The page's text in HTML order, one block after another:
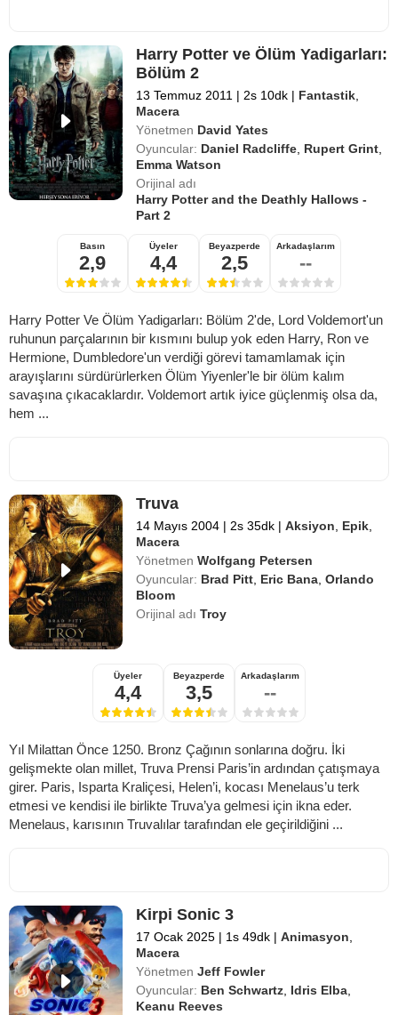
Harry Potter ve Ölüm Yadigarları:
Bölüm 2
13 Temmuz 2011 | 2s 10dk | Fantastik,
Macera
Yönetmen David Yates
Oyuncular: Daniel Radcliffe, Rupert Grint,
Emma Watson
Orijinal adı
Harry Potter and the Deathly Hallows -
Part 2
Basın
2,9
Üyeler
4,4
Beyazperde
2,5
Arkadaşlarım
--
Harry Potter Ve Ölüm Yadigarları: Bölüm 2'de, Lord Voldemort'un
ruhunun parçalarının bir kısmını bulup yok eden Harry, Ron ve
Hermione, Dumbledore'un verdiği görevi tamamlamak için
arayışlarını sürdürürlerken Ölüm Yiyenler'le bir ölüm kalım
savaşına çıkacaklardır. Voldemort artık iyice güçlenmiş olsa da,
hem ...
Truva
14 Mayıs 2004 | 2s 35dk | Aksiyon, Epik,
Macera
Yönetmen Wolfgang Petersen
Oyuncular: Brad Pitt, Eric Bana,Orlando
Bloom
Orijinal adıTroy
Üyeler
4,4
Beyazperde
3,5
Arkadaşlarım
--
Yıl Milattan Önce 1250. Bronz Çağının sonlarına doğru. İki
gelişmekte olan millet, Truva Prensi Paris’in ardından çatışmaya
girer. Paris, Isparta Kraliçesi, Helen’i, kocası Menelaus’u terk
etmesi ve kendisi ile birlikte Truva’ya gelmesi için ikna eder.
Menelaus, karısının Truvalılar tarafından ele geçirildiğini ...
Kirpi Sonic 3
17 Ocak 2025 | 1s 49dk | Animasyon,
Macera
Yönetmen Jeff Fowler
Oyuncular: Ben Schwartz, Idris Elba,
Keanu Reeves